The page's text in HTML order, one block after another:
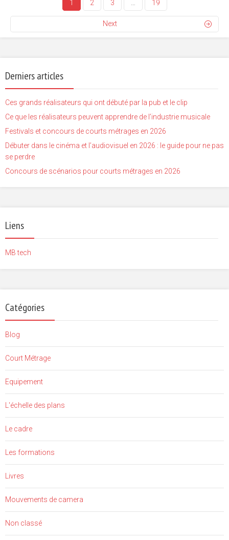
1 2 3 19
Next
Derniers articles
Ces grands réalisateurs qui ont débuté par la pub et le clip
Ce que les réalisateurs peuvent apprendre de l’industrie musicale
Festivals et concours de courts métrages en 2026
Débuter dans le cinéma et l’audiovisuel en 2026 : le guide pour ne pas
se perdre
Concours de scénarios pour courts métrages en 2026
Liens
MB tech
Catégories
Blog
Court Métrage
Equipement
L'échelle des plans
Le cadre
Les formations
Livres
Mouvements de camera
Non classé